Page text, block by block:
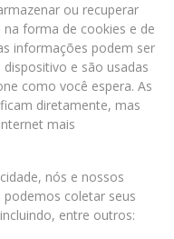
ou recuperar
forma de cookies e de
informações podem ser
e são usadas
como você espera. As
diretamente, mas
mais
nós e nossos
coletar seus
entre outros: